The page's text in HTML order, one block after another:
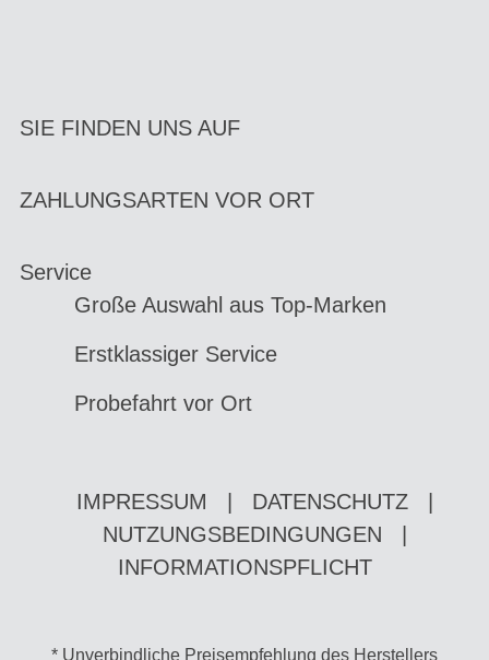
SIE FINDEN UNS AUF
ZAHLUNGSARTEN VOR ORT
Service
Große Auswahl aus Top-Marken
Erstklassiger Service
Probefahrt vor Ort
IMPRESSUM DATENSCHUTZ
NUTZUNGSBEDINGUNGEN
INFORMATIONSPFLICHT
* Unverbindliche Preisempfehlung des Herstellers